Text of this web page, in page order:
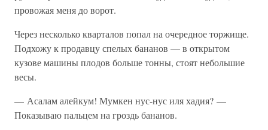
провожая меня до ворот.
Через несколько кварталов попал на очередное торжище.
Подхожу к продавцу спелых бананов — в открытом
кузове машины плодов больше тонны, стоят небольшие
весы.
— Асалам алейкум! Мумкен нус-нус иля хадия? —
Показываю пальцем на гроздь бананов.